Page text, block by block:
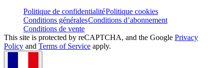
Politique de confidentialitéPolitique cookies
Conditions généralesConditions d’abonnement
Conditions de vente
This site is protected by reCAPTCHA, and the Google Privacy
Policy and Terms of Service apply.